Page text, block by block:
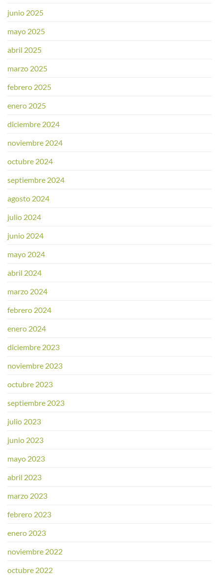
junio 2025
mayo 2025
abril 2025
marzo 2025
febrero 2025
enero 2025
diciembre 2024
noviembre 2024
octubre 2024
septiembre 2024
agosto 2024
julio 2024
junio 2024
mayo 2024
abril 2024
marzo 2024
febrero 2024
enero 2024
diciembre 2023
noviembre 2023
octubre 2023
septiembre 2023
julio 2023
junio 2023
mayo 2023
abril 2023
marzo 2023
febrero 2023
enero 2023
noviembre 2022
octubre 2022